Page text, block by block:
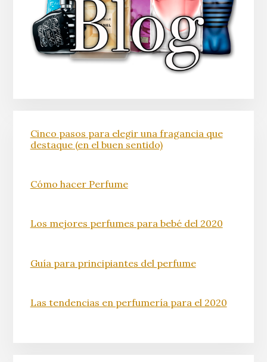
Cinco pasos para elegir una fragancia que
destaque (en el buen sentido)
Cómo hacer Perfume
Los mejores perfumes para bebé del 2020
Guía para principiantes del perfume
Las tendencias en perfumería para el 2020